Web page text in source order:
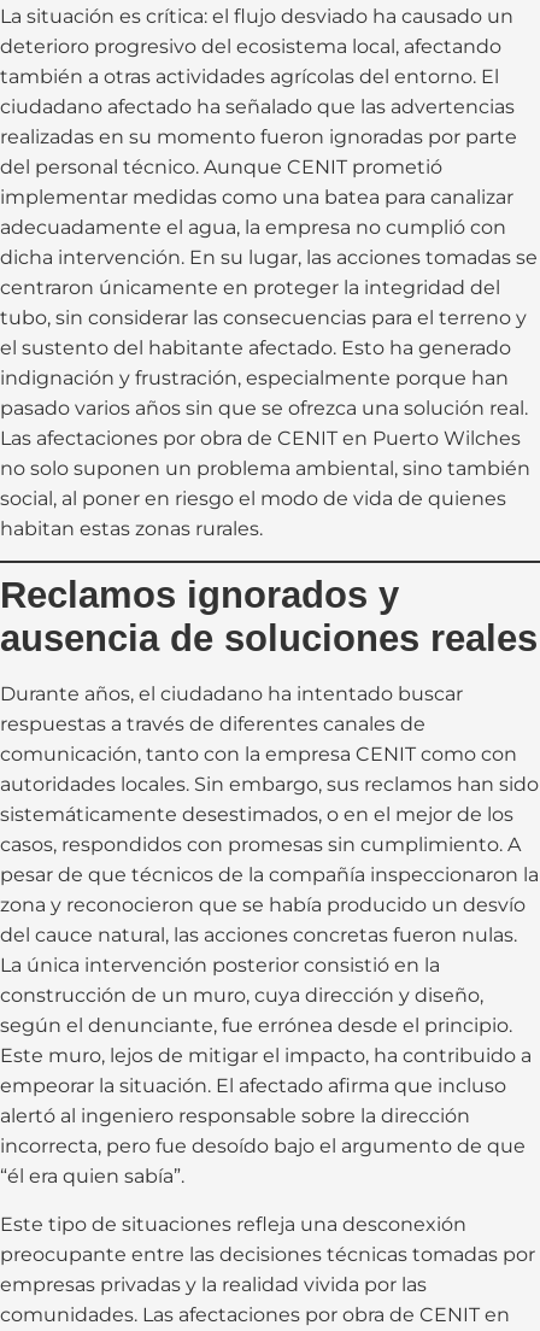
La situación es crítica: el flujo desviado ha causado un
deterioro progresivo del ecosistema local, afectando
también a otras actividades agrícolas del entorno. El
ciudadano afectado ha señalado que las advertencias
realizadas en su momento fueron ignoradas por parte
del personal técnico. Aunque CENIT prometió
implementar medidas como una batea para canalizar
adecuadamente el agua, la empresa no cumplió con
dicha intervención. En su lugar, las acciones tomadas se
centraron únicamente en proteger la integridad del
tubo, sin considerar las consecuencias para el terreno y
el sustento del habitante afectado. Esto ha generado
indignación y frustración, especialmente porque han
pasado varios años sin que se ofrezca una solución real.
Las afectaciones por obra de CENIT en Puerto Wilches
no solo suponen un problema ambiental, sino también
social, al poner en riesgo el modo de vida de quienes
habitan estas zonas rurales.
Reclamos ignorados y
ausencia de soluciones reales
Durante años, el ciudadano ha intentado buscar
respuestas a través de diferentes canales de
comunicación, tanto con la empresa CENIT como con
autoridades locales. Sin embargo, sus reclamos han sido
sistemáticamente desestimados, o en el mejor de los
casos, respondidos con promesas sin cumplimiento. A
pesar de que técnicos de la compañía inspeccionaron la
zona y reconocieron que se había producido un desvío
del cauce natural, las acciones concretas fueron nulas.
La única intervención posterior consistió en la
construcción de un muro, cuya dirección y diseño,
según el denunciante, fue errónea desde el principio.
Este muro, lejos de mitigar el impacto, ha contribuido a
empeorar la situación. El afectado afirma que incluso
alertó al ingeniero responsable sobre la dirección
incorrecta, pero fue desoído bajo el argumento de que
“él era quien sabía”.
Este tipo de situaciones refleja una desconexión
preocupante entre las decisiones técnicas tomadas por
empresas privadas y la realidad vivida por las
comunidades. Las afectaciones por obra de CENIT en